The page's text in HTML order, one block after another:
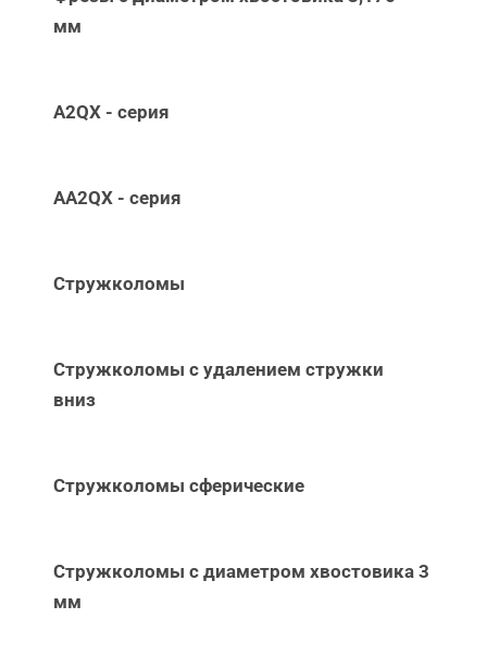
мм
A2QX - серия
AA2QX - серия
Стружколомы
Стружколомы с удалением стружки
вниз
Стружколомы сферические
Стружколомы с диаметром хвостовика 3
мм